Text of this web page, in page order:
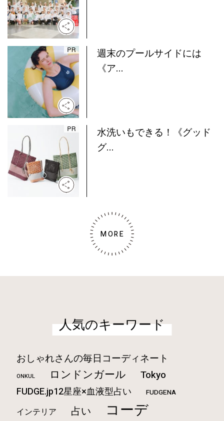
週末のプールサイドには
《ア...
水洗いもできる！《グッド
グ...
MORE
人気のキーワード
おしゃれさんの毎日コーディネート
ONKUL ロンドンガール Tokyo
FUDGE.jp12星座×血液型占い FUDGENA
インテリア 占い コーデ